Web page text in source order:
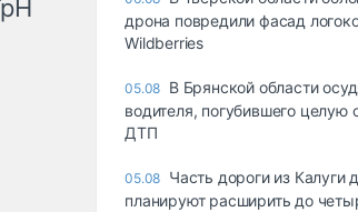
дрона повредили фасад
Wildberries
05.08 В Брянской области
водителя, погубившего целую
ДТП
05.08 Часть дороги из Калуги
планируют расширить до